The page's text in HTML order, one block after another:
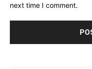
next time I comment.